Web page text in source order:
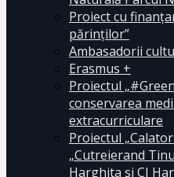
Proiect cu
părinţilor”
Ambasadorii
Erasmus +
Proiectul
conservarea
extracurriculare
Proiectul
„Cutreierand
Harghita si CJ